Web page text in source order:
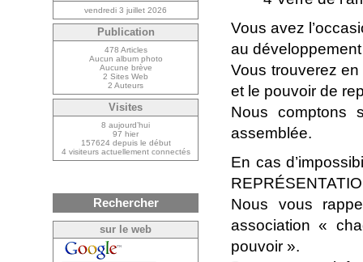
Vous avez
au
Vous trouverez
et le pouvoir de
Nous comptons
assemblée.
En cas
Nous vous
association «
pouvoir ».
vendredi 3 juillet 2026
Publication
478 Articles
Aucun album photo
Aucune brève
2 Sites Web
2 Auteurs
Visites
8 aujourd’hui
97 hier
157624 depuis le début
4 visiteurs actuellement connectés
Rechercher
sur le web